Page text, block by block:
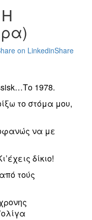
on LinkedinShare
1978.
το στόμα μου,
να με
δίκιο!
τούς